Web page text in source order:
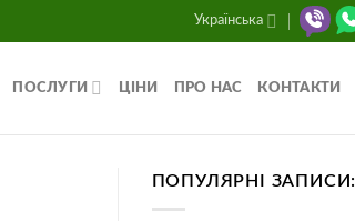
Українська
ПОСЛУГИ ЦІНИ ПРО НАС КОНТАКТИ
ПОПУЛЯРНІ ЗАПИСИ: